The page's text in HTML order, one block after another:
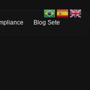
Blog Sete